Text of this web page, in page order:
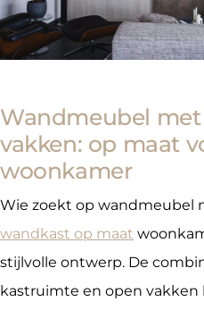
Wandmeubel
vakken: op maat
woonkamer
Wie zoekt op wandmeubel
wandkast op maat
stijlvolle ontwerp. De
kastruimte en open vakken